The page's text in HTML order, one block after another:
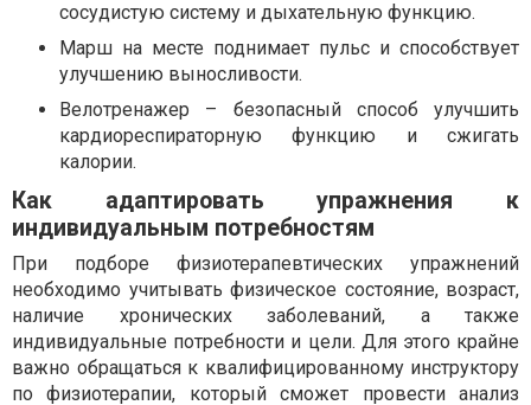
сосудистую систему и дыхательную функцию.
Марш на месте поднимает пульс и способствует
улучшению выносливости.
Велотренажер – безопасный способ улучшить
кардиореспираторную функцию и сжигать
калории.
Как адаптировать упражнения к
индивидуальным потребностям
При подборе физиотерапевтических упражнений
необходимо учитывать физическое состояние, возраст,
наличие хронических заболеваний, а также
индивидуальные потребности и цели. Для этого крайне
важно обращаться к квалифицированному инструктору
по физиотерапии, который сможет провести анализ